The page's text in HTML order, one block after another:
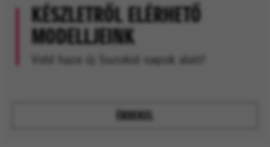
KÉSZLETRŐL ELÉRHETŐ
MODELLJEINK
Vidd haza új Suzukid napok alatt!
ÉRDEKEL